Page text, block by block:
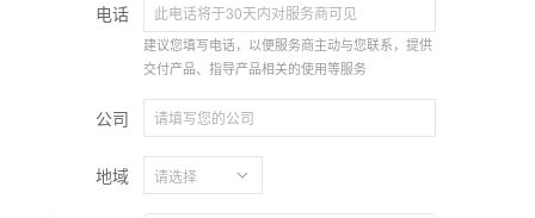
电话
建议您填写电话，以便服务商主动与您联系，提供
交付产品、指导产品相关的使用等服务
公司
地域